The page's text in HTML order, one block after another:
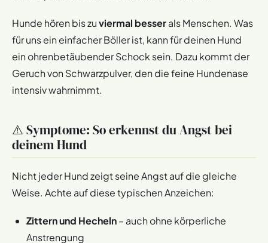
Hunde hören bis zuviermal besserals Menschen. Was
für uns ein einfacher Böller ist, kann für deinen Hund
ein ohrenbetäubender Schock sein. Dazu kommt der
Geruch von Schwarzpulver, den die feine Hundenase
intensiv wahrnimmt.
⚠️ Symptome: So erkennst du Angst bei
deinem Hund
Nicht jeder Hund zeigt seine Angst auf die gleiche
Weise. Achte auf diese typischen Anzeichen:
Zittern und Hecheln– auch ohne körperliche
Anstrengung